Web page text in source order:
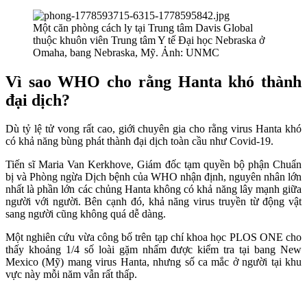
Một căn phòng cách ly tại Trung tâm Davis Global
thuộc khuôn viên Trung tâm Y tế Đại học Nebraska ở
Omaha, bang Nebraska, Mỹ. Ảnh: UNMC
Vì sao WHO cho rằng Hanta khó thành
đại dịch?
Dù tỷ lệ tử vong rất cao, giới chuyên gia cho rằng virus Hanta khó
có khả năng bùng phát thành đại dịch toàn cầu như Covid-19.
Tiến sĩ Maria Van Kerkhove, Giám đốc tạm quyền bộ phận Chuẩn
bị và Phòng ngừa Dịch bệnh của WHO nhận định, nguyên nhân lớn
nhất là phần lớn các chủng Hanta không có khả năng lây mạnh giữa
người với người. Bên cạnh đó, khả năng virus truyền từ động vật
sang người cũng không quá dễ dàng.
Một nghiên cứu vừa công bố trên tạp chí khoa học PLOS ONE cho
thấy khoảng 1/4 số loài gặm nhấm được kiểm tra tại bang New
Mexico (Mỹ) mang virus Hanta, nhưng số ca mắc ở người tại khu
vực này mỗi năm vẫn rất thấp.